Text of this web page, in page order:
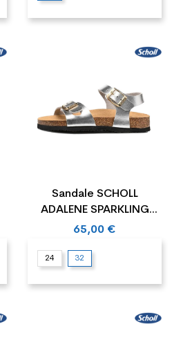
Sandale SCHOLL
ADALENE SPARKLING
SYNTHETIC Junior
65,00 €
24 32